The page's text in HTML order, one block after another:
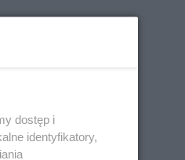
dostęp i
identyfikatory,